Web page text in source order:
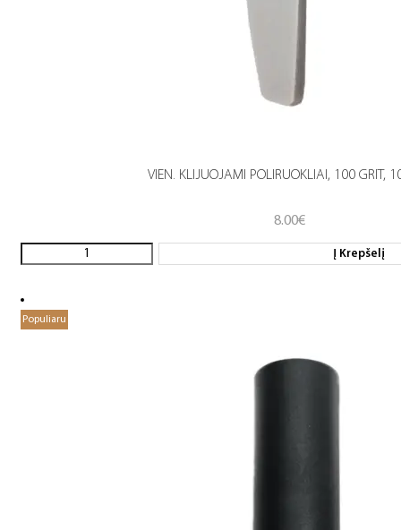
VIEN. KLIJUOJAMI POLIRUOKLIAI, 100 GRIT,
8.00€
Į Krepšelį
Populiaru